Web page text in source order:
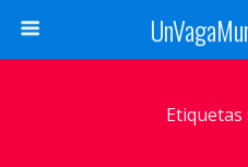
Etiquetas